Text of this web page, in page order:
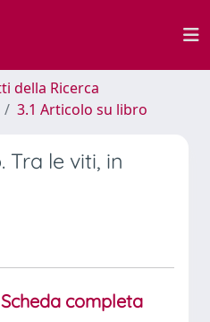
della Ricerca
3.1 Articolo su libro
Tra le viti, in
Scheda completa